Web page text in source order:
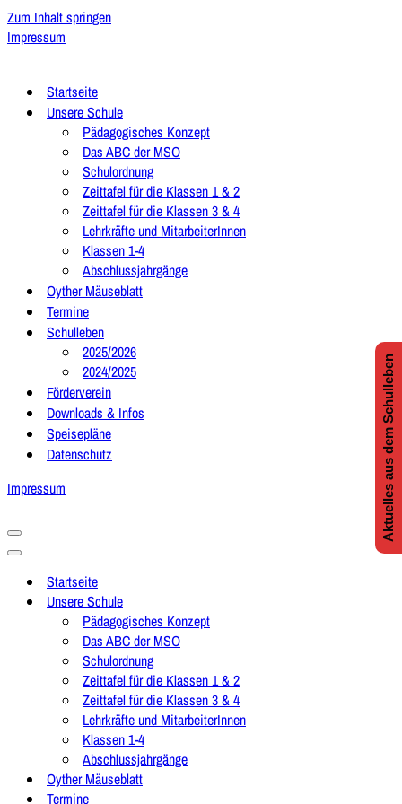
Zum Inhalt springen
Impressum
Startseite
Unsere Schule
Pädagogisches Konzept
Das ABC der MSO
Schulordnung
Zeittafel für die Klassen 1 & 2
Zeittafel für die Klassen 3 & 4
Lehrkräfte und MitarbeiterInnen
Klassen 1-4
Abschlussjahrgänge
Oyther Mäuseblatt
Termine
Schulleben
2025/2026
2024/2025
Förderverein
Downloads & Infos
Speisepläne
Datenschutz
Impressum
Navigationsmenü
Navigationsmenü
Startseite
Unsere Schule
Pädagogisches Konzept
Das ABC der MSO
Schulordnung
Zeittafel für die Klassen 1 & 2
Zeittafel für die Klassen 3 & 4
Lehrkräfte und MitarbeiterInnen
Klassen 1-4
Abschlussjahrgänge
Oyther Mäuseblatt
Termine
Aktuelles aus dem Schulleben